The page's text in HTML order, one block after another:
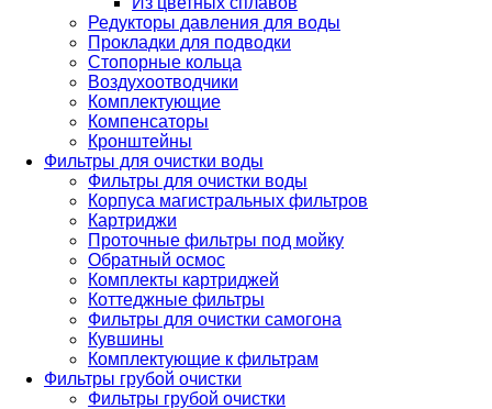
Редукторы давления для воды
Прокладки для подводки
Стопорные кольца
Воздухоотводчики
Комплектующие
Компенсаторы
Кронштейны
Фильтры для очистки воды
Фильтры для очистки воды
Корпуса магистральных фильтров
Картриджи
Проточные фильтры под мойку
Обратный осмос
Комплекты картриджей
Коттеджные фильтры
Фильтры для очистки самогона
Кувшины
Комплектующие к фильтрам
Фильтры грубой очистки
Фильтры грубой очистки